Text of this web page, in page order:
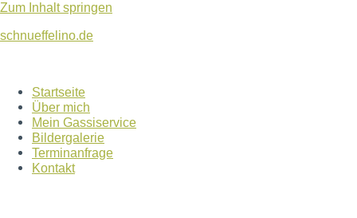
Zum Inhalt springen
schnueffelino.de
Startseite
Über mich
Mein Gassiservice
Bildergalerie
Terminanfrage
Kontakt